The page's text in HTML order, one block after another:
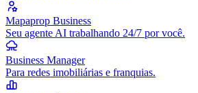
Mapaprop Business
Seu agente AI trabalhando 24/7 por você.
Business Manager
Para redes imobiliárias e franquias.